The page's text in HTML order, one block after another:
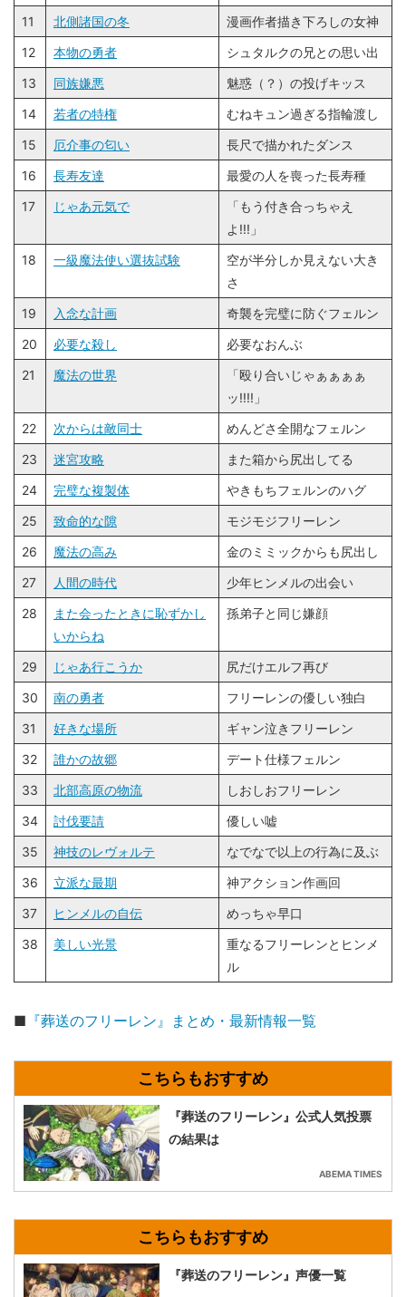
11 北側諸国の冬
漫画作者描き下ろしの女神
12
本物の勇者
シュタルクの兄との思い出
13
同族嫌悪
魅惑（？）の投げキッス
14
若者の特権
むねキュン過ぎる指輪渡し
15
厄介事の匂い
長尺で描かれたダンス
16
長寿友達
最愛の人を喪った長寿種
17
じゃあ元気で
「もう付き合っちゃえ
よ!!!」
18
一級魔法使い選抜試験
空が半分しか見えない大き
さ
19
入念な計画
奇襲を完璧に防ぐフェルン
20
必要な殺し
必要なおんぶ
21
魔法の世界
「殴り合いじゃぁぁぁぁ
ッ!!!!」
22
次からは敵同士
めんどさ全開なフェルン
23
迷宮攻略
また箱から尻出してる
24
完璧な複製体
やきもちフェルンのハグ
25
致命的な隙
モジモジフリーレン
26
魔法の高み
金のミミックからも尻出し
27
人間の時代
少年ヒンメルの出会い
28
また会ったときに恥ずかし
いからね
孫弟子と同じ嫌顔
29 じゃあ行こうか
尻だけエルフ再び
30
南の勇者
フリーレンの優しい独白
31
好きな場所
ギャン泣きフリーレン
32
誰かの故郷
デート仕様フェルン
33
北部高原の物流
しおしおフリーレン
34
討伐要請
優しい嘘
35
神技のレヴォルテ
なでなで以上の行為に及ぶ
36
立派な最期
神アクション作画回
37
ヒンメルの自伝
めっちゃ早口
38
美しい光景
重なるフリーレンとヒンメ
ル
■ 『葬送のフリーレン』まとめ・最新情報一覧
『葬送のフリーレン』公式人気投票
の結果は
ABEMA TIMES
『葬送のフリーレン』声優一覧